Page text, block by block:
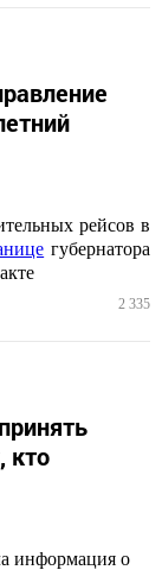
рейсов в
губернатора
2 335
кто
информация о